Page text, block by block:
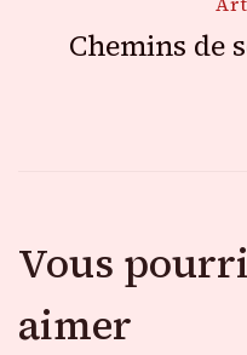
articles
Chemins de
Vous
aimer